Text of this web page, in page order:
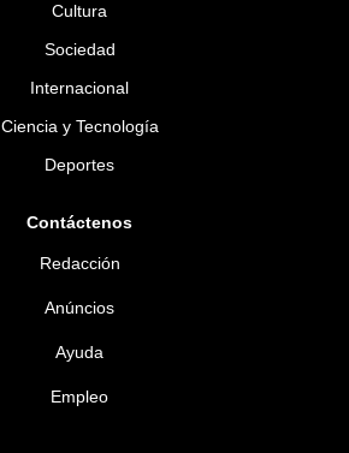
Cultura
Sociedad
Internacional
Ciencia y Tecnología
Deportes
Contáctenos
Redacción
Anúncios
Ayuda
Empleo